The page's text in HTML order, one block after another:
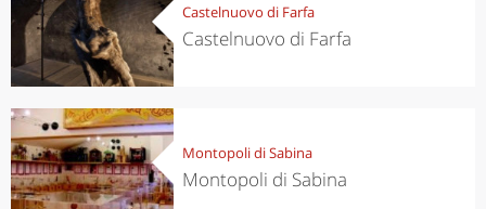
Castelnuovo di Farfa
Castelnuovo di Farfa
Montopoli di Sabina
Montopoli di Sabina